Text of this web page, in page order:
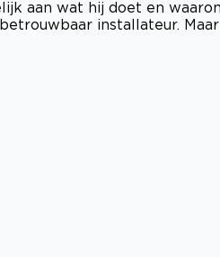
aan wat hij doet en
installateur. Maar